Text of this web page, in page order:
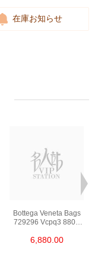
在庫お知らせ
Bottega Veneta Bags
729296 Vcpq3 8803
Bag/Crossbody Bag
6,880.00